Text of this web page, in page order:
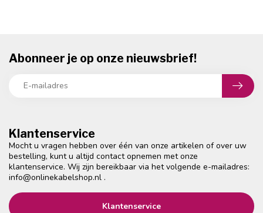
Klantenservice
Mocht u vragen hebben over één van onze artikelen of over uw
bestelling, kunt u altijd contact opnemen met onze
klantenservice. Wij zijn bereikbaar via het volgende e-mailadres:
info@onlinekabelshop.nl .
Klantenservice
Abonneer je op onze nieuwsbrief!